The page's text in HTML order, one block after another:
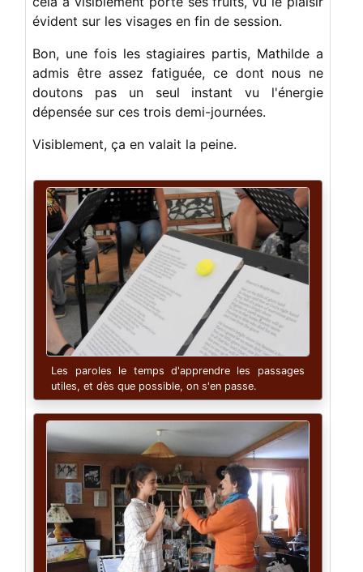
évident sur les visages en fin de session.
Bon, une fois les stagiaires partis, Mathilde a
admis être assez fatiguée, ce dont nous ne
doutons pas un seul instant vu l'énergie
dépensée sur ces trois demi-journées.
Visiblement, ça en valait la peine.
Les paroles le temps d'apprendre les passages
utiles, et dès que possible, on s'en passe.